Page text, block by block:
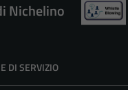
Nichelino
DI SERVIZIO